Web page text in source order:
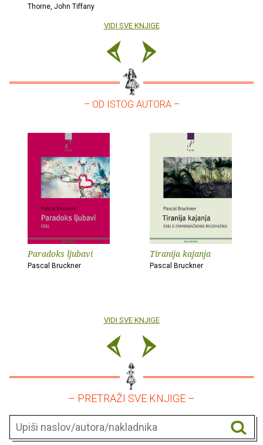
Thorne, John Tiffany
VIDI SVE KNJIGE
– OD ISTOG AUTORA –
Paradoks ljubavi
Pascal Bruckner
Tiranija kajanja
Pascal Bruckner
VIDI SVE KNJIGE
– PRETRAŽI SVE KNJIGE –